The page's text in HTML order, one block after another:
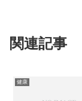
関連記事
健康